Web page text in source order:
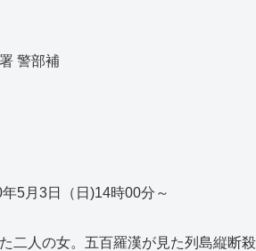
警部補
5月3日（日)14時00分～
二人の女。五百羅漢が見た列島縦断殺